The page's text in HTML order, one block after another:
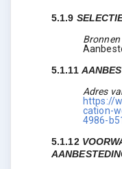
5.1.9
5.1.11
Adres
https://
cation-
4986-
5.1.12